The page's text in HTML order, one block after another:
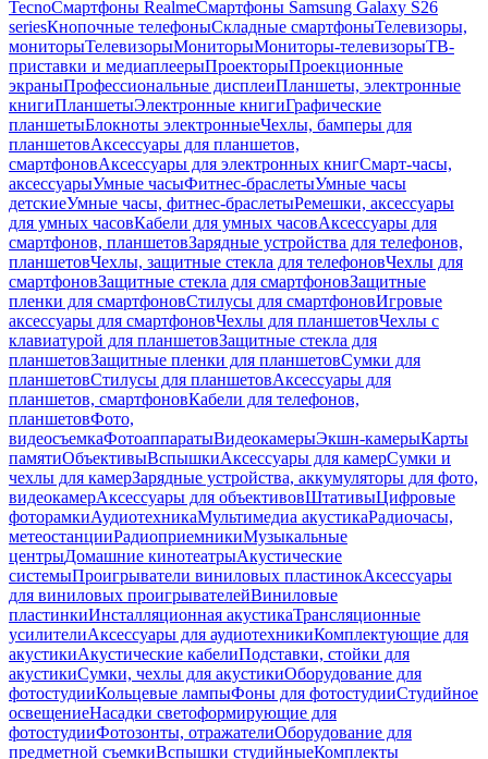
TecnoСмартфоны RealmeСмартфоны Samsung Galaxy S26
seriesКнопочные телефоныСкладные смартфоныТелевизоры,
мониторыТелевизорыМониторыМониторы-телевизорыТВ-
приставки и медиаплеерыПроекторыПроекционные
экраныПрофессиональные дисплеиПланшеты, электронные
книгиПланшетыЭлектронные книгиГрафические
планшетыБлокноты электронныеЧехлы, бамперы для
планшетовАксессуары для планшетов,
смартфоновАксессуары для электронных книгСмарт-часы,
аксессуарыУмные часыФитнес-браслетыУмные часы
детскиеУмные часы, фитнес-браслетыРемешки, аксессуары
для умных часовКабели для умных часовАксессуары для
смартфонов, планшетовЗарядные устройства для телефонов,
планшетовЧехлы, защитные стекла для телефоновЧехлы для
смартфоновЗащитные стекла для смартфоновЗащитные
пленки для смартфоновСтилусы для смартфоновИгровые
аксессуары для смартфоновЧехлы для планшетовЧехлы с
клавиатурой для планшетовЗащитные стекла для
планшетовЗащитные пленки для планшетовСумки для
планшетовСтилусы для планшетовАксессуары для
планшетов, смартфоновКабели для телефонов,
планшетовФото,
видеосъемкаФотоаппаратыВидеокамерыЭкшн-камерыКарты
памятиОбъективыВспышкиАксессуары для камерСумки и
чехлы для камерЗарядные устройства, аккумуляторы для фото,
видеокамерАксессуары для объективовШтативыЦифровые
фоторамкиАудиотехникаМультимедиа акустикаРадиочасы,
метеостанцииРадиоприемникиМузыкальные
центрыДомашние кинотеатрыАкустические
системыПроигрыватели виниловых пластинокАксессуары
для виниловых проигрывателейВиниловые
пластинкиИнсталляционная акустикаТрансляционные
усилителиАксессуары для аудиотехникиКомплектующие для
акустикиАкустические кабелиПодставки, стойки для
акустикиСумки, чехлы для акустикиОборудование для
фотостудииКольцевые лампыФоны для фотостудииСтудийное
освещениеНасадки светоформирующие для
фотостудииФотозонты, отражателиОборудование для
предметной съемкиВспышки студийныеКомплекты